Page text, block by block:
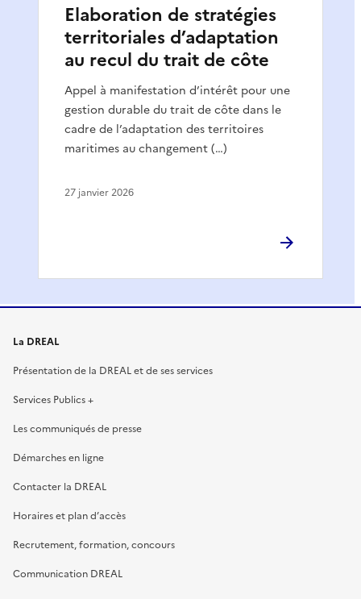
Elaboration de stratégies
territoriales d’adaptation
au recul du trait de côte
Appel à manifestation d’intérêt pour une
gestion durable du trait de côte dans le
cadre de l’adaptation des territoires
maritimes au changement (…)
27 janvier 2026
La DREAL
Présentation de la DREAL et de ses services
Services Publics +
Les communiqués de presse
Démarches en ligne
Contacter la DREAL
Horaires et plan d’accès
Recrutement, formation, concours
Communication DREAL